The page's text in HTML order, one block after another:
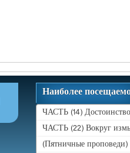
Наиболее
ЧАСТЬ (14)
ЧАСТЬ (22) Вокруг
(Пятничные